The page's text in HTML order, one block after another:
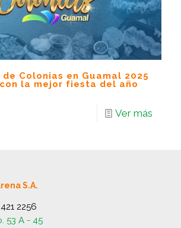
Colonias en Guamal 2025
la mejor fiesta del año
Ver más
S.A.
2256
53 A - 45